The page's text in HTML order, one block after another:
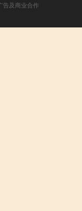
告及商业合作